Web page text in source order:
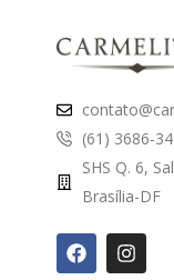
(61) 3686-
SHS Q. 6,
Brasília-DF